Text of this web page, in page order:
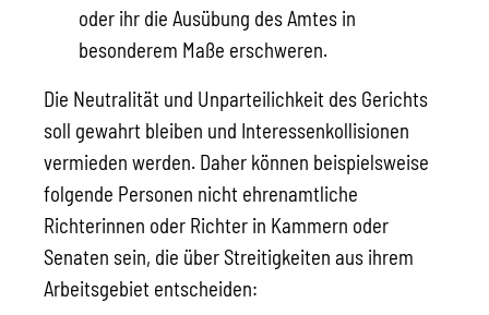
oder ihr die Ausübung des Amtes in
besonderem Maße erschweren.
Die Neutralität und Unparteilichkeit des Gerichts
soll gewahrt bleiben und Interessenkollisionen
vermieden werden. Daher können beispielsweise
folgende Personen nicht ehrenamtliche
Richterinnen oder Richter in Kammern oder
Senaten sein, die über Streitigkeiten aus ihrem
Arbeitsgebiet entscheiden: